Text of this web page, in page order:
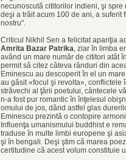
necunoscută cititorilor indieni, şi
deşi a trăit acum 100 de ani, a
nostru".
Criticul Nikhil Sen a felicitat apariţia
Amrita Bazar Patrika, ziar în limba
având un mare număr de cititori atât
permit să citez câteva rânduri din
Eminescu au descoperit în el un
au găsit «focul şi revolta», conflictele
străvechi al ţării poetului, cântecele
n-a fost pur romantic în înţelesul
omului de jos, dând astfel glas
Eminescu prezintă o contopire
Influenţa umanismului buddhist e
traduse în multe limbi europene şi
şi în bengali. Deşi ştim că marea
certitudine că acest volum constituie